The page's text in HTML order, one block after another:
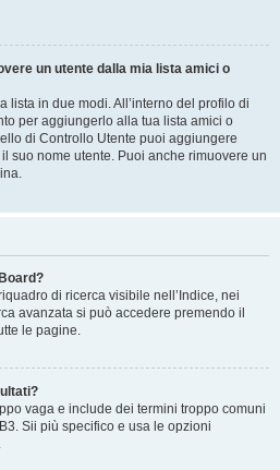
un utente dalla mia lista amici o
lista in due modi. All’interno del profilo di
per aggiungerlo alla tua lista amici o
di Controllo Utente puoi aggiungere
suo nome utente. Puoi anche rimuovere un
di ricerca visibile nell’Indice, nei
avanzata si può accedere premendo il
le pagine.
vaga e include dei termini troppo comuni
Sii più specifico e usa le opzioni